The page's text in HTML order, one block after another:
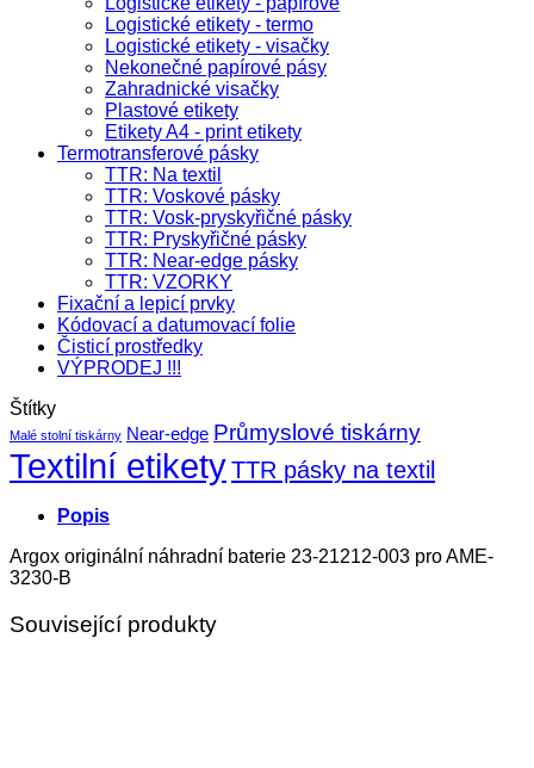
Logistické etikety - termo
Logistické etikety - visačky
Nekonečné papírové pásy
Zahradnické visačky
Plastové etikety
Etikety A4 - print etikety
Termotransferové pásky
TTR: Na textil
TTR: Voskové pásky
TTR: Vosk-pryskyřičné pásky
TTR: Pryskyřičné pásky
TTR: Near-edge pásky
TTR: VZORKY
Fixační a lepicí prvky
Kódovací a datumovací folie
Čisticí prostředky
VÝPRODEJ !!!
Štítky
Malé stolní tiskárny Near-edge Průmyslové tiskárny
Textilní etiketyTTR pásky na textil
Popis
Argox originální náhradní baterie 23-21212-003 pro AME-
3230-B
Související produkty